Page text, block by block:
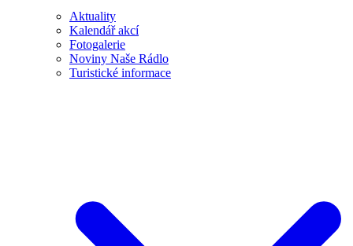
Aktuality
Kalendář akcí
Fotogalerie
Noviny Naše Rádlo
Turistické informace